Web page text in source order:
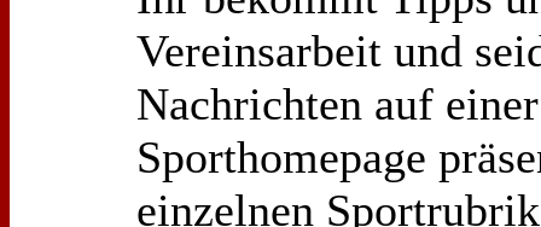
Vereinsarbeit und
Nachrichten auf
Sporthomepage
einzelnen